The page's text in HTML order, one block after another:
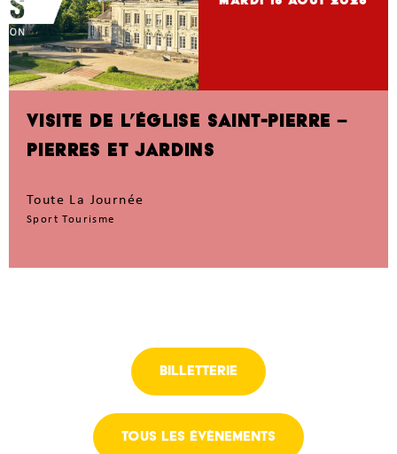
VISITE DE L’ÉGLISE SAINT-PIERRE –
PIERRES ET JARDINS
Toute La Journée
Sport Tourisme
Billetterie
Tous les évènements